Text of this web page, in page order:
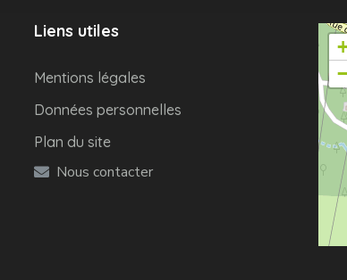
Liens utiles
Mentions légales
Données personnelles
Plan du site
Nous contacter